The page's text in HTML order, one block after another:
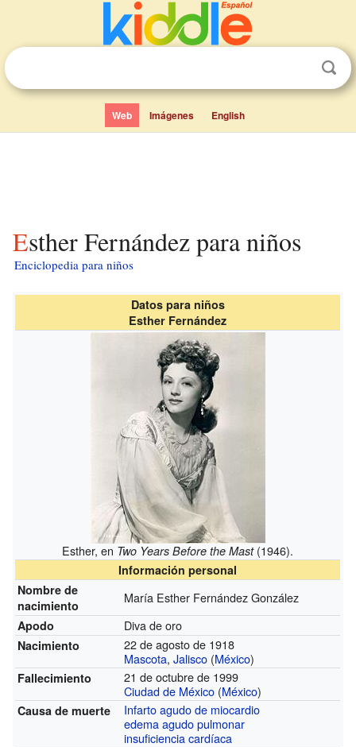
Web Imágenes English
Esther Fernández para niños
Enciclopedia para niños
Datos para niños
Esther Fernández
Esther, en Two Years Before the Mast(1946).
Información personal
Nombre de
nacimiento
María Esther Fernández González
Apodo Diva de oro
Nacimiento
22 de agosto de 1918
Mascota,Jalisco (México)
Fallecimiento
21 de octubre de 1999
Ciudad de México (México)
Causa de muerte
Infarto agudo de miocardio
edema agudo pulmonar
insuficiencia cardíaca